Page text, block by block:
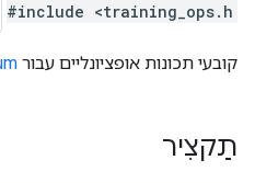
#include <training_ops.h>
קובעי תכונות אופציונליים עבור
תַקצִיר